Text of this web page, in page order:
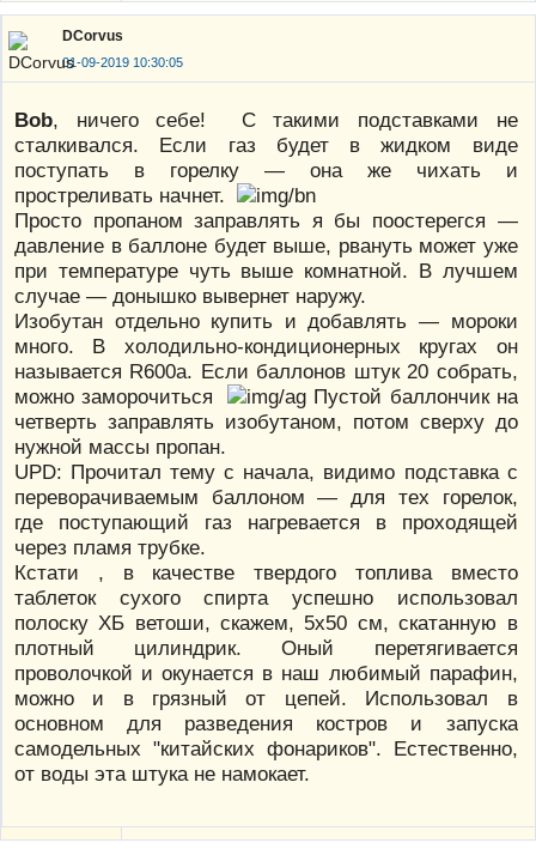
DCorvus
01-09-2019 10:30:05
Bob, ничего себе! С такими подставками не
сталкивался. Если газ будет в жидком виде
поступать в горелку — она же чихать и
простреливать начнет.
Просто пропаном заправлять я бы поостерегся —
давление в баллоне будет выше, рвануть может уже
при температуре чуть выше комнатной. В лучшем
случае — донышко вывернет наружу.
Изобутан отдельно купить и добавлять — мороки
много. В холодильно-кондиционерных кругах он
называется R600a. Если баллонов штук 20 собрать,
можно заморочиться
Пустой баллончик на
четверть заправлять изобутаном, потом сверху до
нужной массы пропан.
UPD: Прочитал тему с начала, видимо подставка с
переворачиваемым баллоном — для тех горелок,
где поступающий газ нагревается в проходящей
через пламя трубке.
Кстати , в качестве твердого топлива вместо
таблеток сухого спирта успешно использовал
полоску ХБ ветоши, скажем, 5х50 см, скатанную в
плотный цилиндрик. Оный перетягивается
проволочкой и окунается в наш любимый парафин,
можно и в грязный от цепей. Использовал в
основном для разведения костров и запуска
самодельных "китайских фонариков". Естественно,
от воды эта штука не намокает.